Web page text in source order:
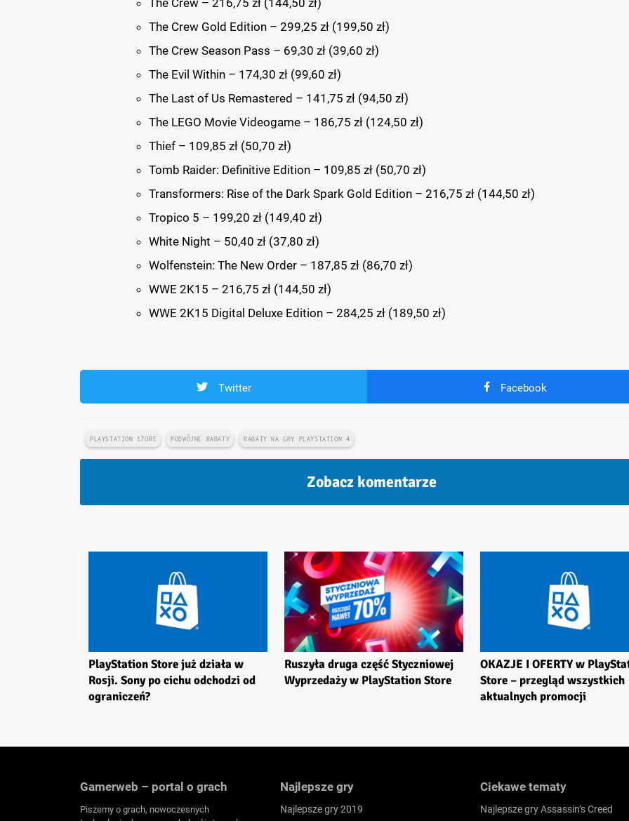
The Crew Gold Edition – 299,25 zł (199,50 zł)
The Crew Season Pass – 69,30 zł (39,60 zł)
The Evil Within – 174,30 zł (99,60 zł)
The Last of Us Remastered – 141,75 zł (94,50 zł)
The LEGO Movie Videogame – 186,75 zł (124,50 zł)
Thief – 109,85 zł (50,70 zł)
Tomb Raider: Definitive Edition – 109,85 zł (50,70 zł)
Transformers: Rise of the Dark Spark Gold Edition – 216,75 zł (144,50 zł)
Tropico 5 – 199,20 zł (149,40 zł)
White Night – 50,40 zł (37,80 zł)
Wolfenstein: The New Order – 187,85 zł (86,70 zł)
WWE 2K15 – 216,75 zł (144,50 zł)
WWE 2K15 Digital Deluxe Edition – 284,25 zł (189,50 zł)
Twitter Facebook
PLAYSTATION STORE PODWÓJNE RABATY RABATY NA GRY PLAYSTATION 4
Zobacz komentarze
PlayStation Store już działa w
Rosji. Sony po cichu odchodzi od
ograniczeń?
Ruszyła druga część Styczniowej
Wyprzedaży w PlayStation Store
OKAZJE I OFERTY w
Store – przegląd wszystkich
aktualnych promocji
Gamerweb – portal o grach
Piszemy o grach, nowoczesnych
Najlepsze gry
Najlepsze gry 2019
Ciekawe tematy
Najlepsze gry Assassin’s Creed